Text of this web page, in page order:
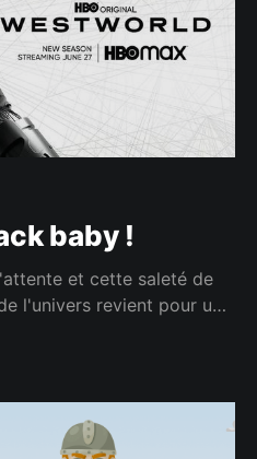
baby !
et cette saleté de
l'univers revient pour une